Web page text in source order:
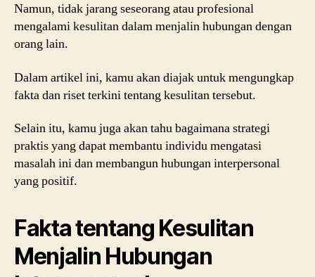
Namun, tidak jarang seseorang atau profesional
mengalami kesulitan dalam menjalin hubungan dengan
orang lain.
Dalam artikel ini, kamu akan diajak untuk mengungkap
fakta dan riset terkini tentang kesulitan tersebut.
Selain itu, kamu juga akan tahu bagaimana strategi
praktis yang dapat membantu individu mengatasi
masalah ini dan membangun hubungan interpersonal
yang positif.
Fakta tentang Kesulitan
Menjalin Hubungan